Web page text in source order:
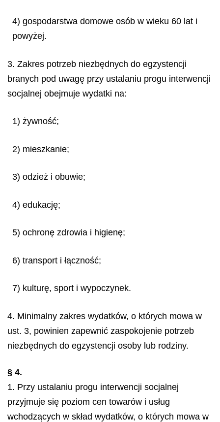
4) gospodarstwa domowe osób w wieku 60 lat i
powyżej.
3. Zakres potrzeb niezbędnych do egzystencji
branych pod uwagę przy ustalaniu progu interwencji
socjalnej obejmuje wydatki na:
1) żywność;
2) mieszkanie;
3) odzież i obuwie;
4) edukację;
5) ochronę zdrowia i higienę;
6) transport i łączność;
7) kulturę, sport i wypoczynek.
4. Minimalny zakres wydatków, o których mowa w
ust. 3, powinien zapewnić zaspokojenie potrzeb
niezbędnych do egzystencji osoby lub rodziny.
§ 4.
1. Przy ustalaniu progu interwencji socjalnej
przyjmuje się poziom cen towarów i usług
wchodzących w skład wydatków, o których mowa w